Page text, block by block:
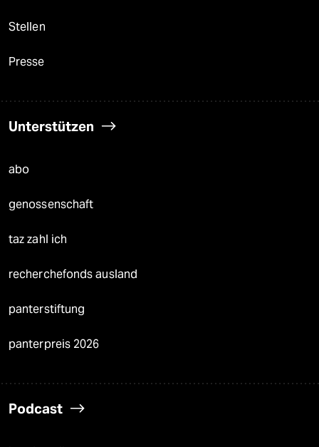
Stellen
Presse
Unterstützen
abo
genossenschaft
taz zahl ich
recherchefonds ausland
panterstiftung
panterpreis 2026
Podcast